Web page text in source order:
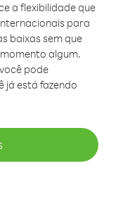
a flexibilidade que
para
baixas sem que
algum.
pode
já está fazendo